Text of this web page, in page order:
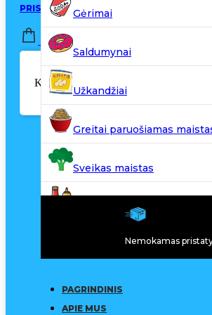
PRISIJUNGTI / REGISTRUOTIS
0,00€
Krepšelyje nėra produktų.
Gėrimai
Saldumynai
Užkandžiai
Greitai paruošiamas
Sveikas maistas
Kiti produktai
Nemokamas
PAGRINDINIS
APIE MUS